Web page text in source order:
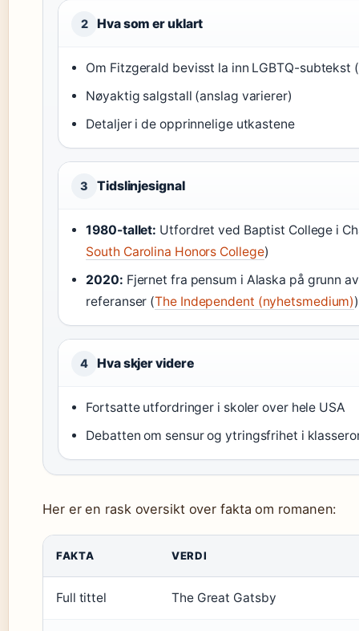
2 Hva som er uklart
Om Fitzgerald bevisst la inn LGBTQ-
Nøyaktig salgstall (anslag varierer)
Detaljer i de opprinnelige utkastene
3 Tidslinjesignal
1980-tallet: Utfordret ved Baptist College i
South Carolina Honors College)
2020: Fjernet fra pensum i Alaska på grunn
referanser (The Independent (nyhetsmedium))
4 Hva skjer videre
Fortsatte utfordringer i skoler over hele USA
Debatten om sensur og ytringsfrihet i
Her er en rask oversikt over fakta om romanen:
FAKTA VERDI
Full tittel The Great Gatsby